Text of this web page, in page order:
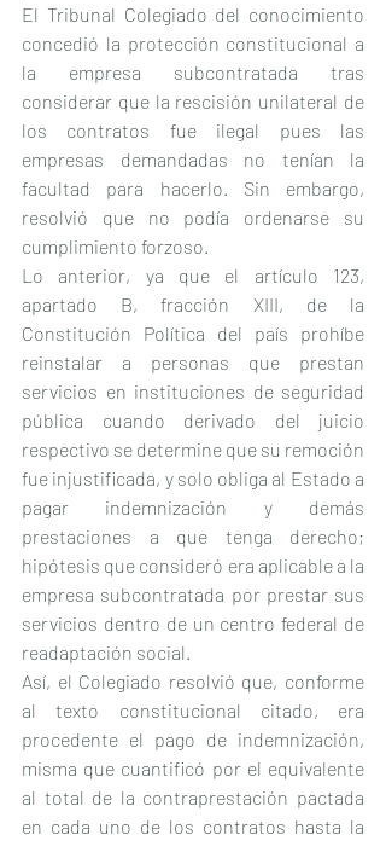
El Tribunal Colegiado del conocimiento
concedió la protección constitucional a
la empresa subcontratada tras
considerar que la rescisión unilateral de
los contratos fue ilegal pues las
empresas demandadas no tenían la
facultad para hacerlo. Sin embargo,
resolvió que no podía ordenarse su
cumplimiento forzoso.
Lo anterior, ya que el artículo 123,
apartado B, fracción XIII, de la
Constitución Política del país prohíbe
reinstalar a personas que prestan
servicios en instituciones de seguridad
pública cuando derivado del juicio
respectivo se determine que su remoción
fue injustificada, y solo obliga al Estado a
pagar indemnización y demás
prestaciones a que tenga derecho;
hipótesis que consideró era aplicable a la
empresa subcontratada por prestar sus
servicios dentro de un centro federal de
readaptación social.
Así, el Colegiado resolvió que, conforme
al texto constitucional citado, era
procedente el pago de indemnización,
misma que cuantificó por el equivalente
al total de la contraprestación pactada
en cada uno de los contratos hasta la